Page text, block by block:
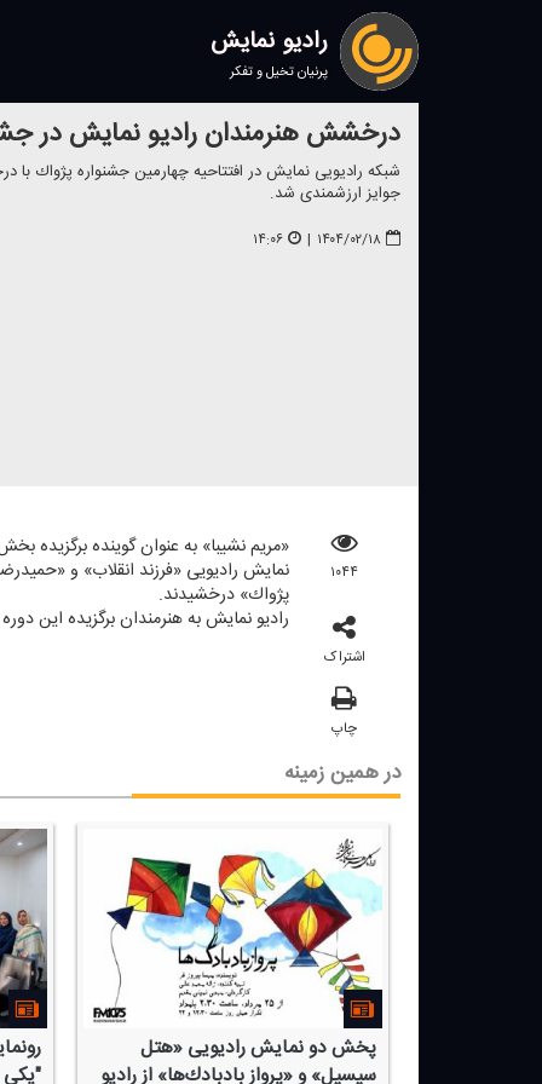
رادیو نمایش
پرنیان تخیل و تفکر
درخشش هنرمندان رادیو نمایش در
شبكه رادیویی نمایش در افتتاحیه چهارمین جشنواره پژواك
جوایز ارزشمندی شد.
۱۴۰۴/۰۲/۱۸ | ۱۴:۰۶
۱۰۴۴
اشتراک
چاپ
«مریم نشیبا» به عنوان گوینده برگزیده
نمایش رادیویی «فرزند انقلاب» و
پژواك» درخشیدند.
رادیو نمایش به هنرمندان برگزیده این
در همین زمینه
پخش دو نمایش رادیویی «هتل
سیسیل» و «پرواز بادبادك‌ها» از رادیو